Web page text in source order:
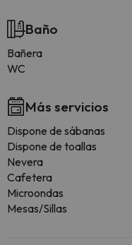
Baño
Bañera
WC
Más servicios
Dispone de sábanas
Dispone de toallas
Nevera
Cafetera
Microondas
Mesas/Sillas